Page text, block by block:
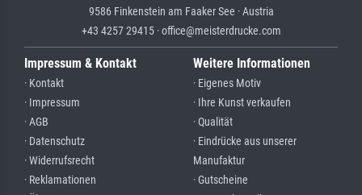
9586 Finkenstein am Faaker See · Austria
+43 4257 29415 · office@meisterdrucke.com
Impressum & Kontakt
· Kontakt
· Impressum
· AGB
· Datenschutz
· Widerrufsrecht
· Reklamationen
Weitere Informationen
· Eigenes Motiv
· Ihre Kunst verkaufen
· Qualität
· Eindrücke aus unserer
Manufaktur
· Gutscheine